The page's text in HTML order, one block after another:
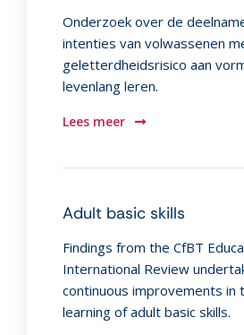
Onderzoek over de
intenties van volwassenen
geletterdheidsrisico aan
levenlang leren.
Lees meer
Adult basic skills
Findings from the CfBT
International Review
continuous improvements in
learning of adult basic skills.